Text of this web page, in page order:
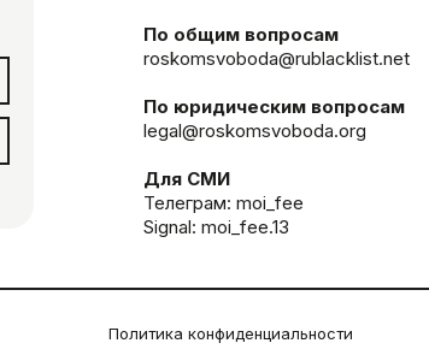
По общим вопросам
roskomsvoboda@rublacklist.net
По юридическим вопросам
legal@roskomsvoboda.org
Для СМИ
Телеграм: moi_fee
Signal: moi_fee.13
Политика конфиденциальности